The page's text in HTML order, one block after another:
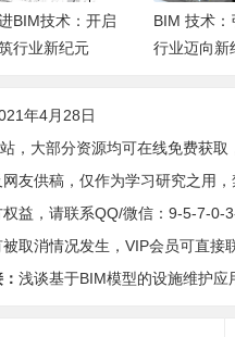
BIM技术：开启
行业新纪元
BIM 技术：
行业迈向新
年4月28日
，大部分资源均可在线免费获取
友供稿，仅作为学习研究之用，
益，请联系QQ/微信：9-5-7-0-
取消情况发生，VIP会员可直接
浅谈基于BIM模型的设施维护应